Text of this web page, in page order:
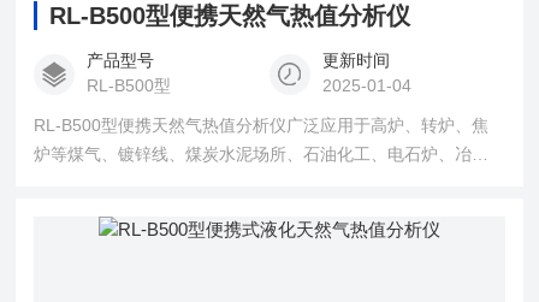
RL-B500型便携天然气热值分析仪
产品型号
RL-B500型
更新时间
2025-01-04
RL-B500型便携天然气热值分析仪广泛应用于高炉、转炉、焦
炉等煤气、镀锌线、煤炭水泥场所、石油化工、电石炉、冶